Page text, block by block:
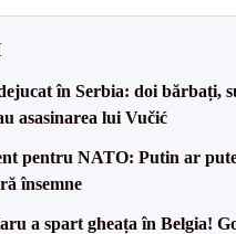
în Serbia: doi bărbați,
asasinarea lui Vučić
pentru NATO: Putin ar
însemne
a spart gheața în Belgia!